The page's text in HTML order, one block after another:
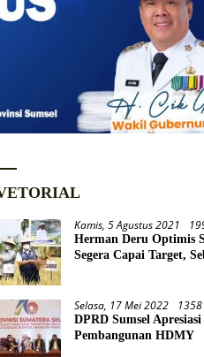
Kamis, 5 Agustus 2021
Herman Deru Optimis
Segera Capai Target,
Selasa, 17 Mei 2022
DPRD Sumsel
Pembangunan HDMY